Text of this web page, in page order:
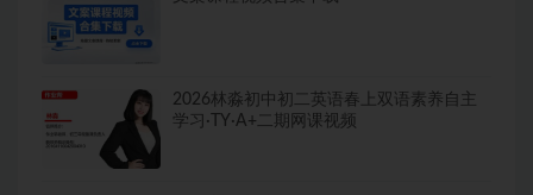
2026林淼初中初二英语春上双语素养自主
学习·TY·A+二期网课视频